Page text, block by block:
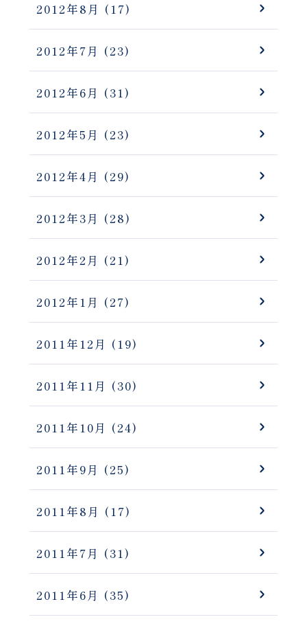
2012年8月 (17)
2012年7月 (23)
2012年6月 (31)
2012年5月 (23)
2012年4月 (29)
2012年3月 (28)
2012年2月 (21)
2012年1月 (27)
2011年12月 (19)
2011年11月 (30)
2011年10月 (24)
2011年9月 (25)
2011年8月 (17)
2011年7月 (31)
2011年6月 (35)